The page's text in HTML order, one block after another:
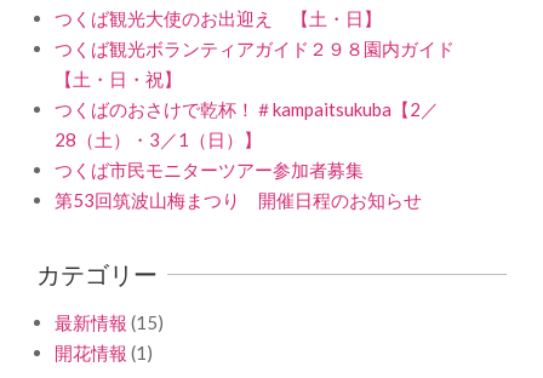
つくば観光大使のお出迎え 【土・日】
つくば観光ボランティアガイド２９８園内ガイド
【土・日・祝】
つくばのおさけで乾杯！＃kampaitsukuba【2／
28（土）・3／1（日）】
つくば市民モニターツアー参加者募集
第53回筑波山梅まつり 開催日程のお知らせ
カテゴリー
最新情報 (15)
開花情報 (1)